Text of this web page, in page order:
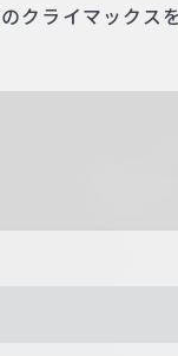
クライマックス